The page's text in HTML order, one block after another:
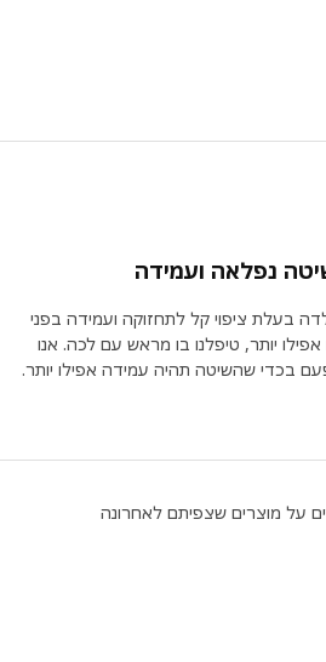
נפלאה ועמידה
ציפוי קל לתחזוקה ועמידה בפני
יותר, טיפלנו בו מראש עם לכה. אנו
שהשיטה תהיה עמידה אפילו יותר.
מוצרים שצפיתם לאחרונה